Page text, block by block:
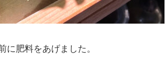
肥料をあげました。